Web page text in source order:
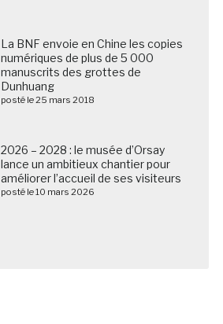
La BNF envoie en Chine les copies
numériques de plus de 5 000
manuscrits des grottes de
Dunhuang
posté le 25 mars 2018
2026 – 2028 : le musée d’Orsay
lance un ambitieux chantier pour
améliorer l’accueil de ses visiteurs
posté le 10 mars 2026